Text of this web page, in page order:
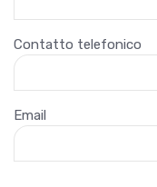
Contatto telefonico
Email